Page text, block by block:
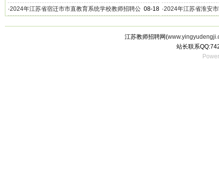
聘公告（14名）
08-18
·2024年江苏省宿迁市市直教育系统学校教师招聘公
·2024年江苏省淮安
江苏教师招聘网(
站长联系